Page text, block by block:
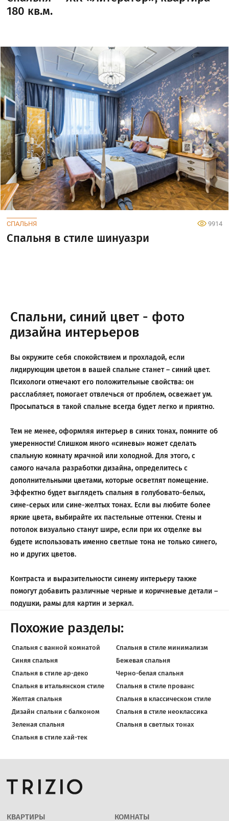
180 кв.м.
СПАЛЬНЯ 9914
Спальня в стиле шинуазри
Спальни, синий цвет - фото
дизайна интерьеров
Вы окружите себя спокойствием и прохладой, если
лидирующим цветом в вашей спальне станет – синий цвет.
Психологи отмечают его положительные свойства: он
расслабляет, помогает отвлечься от проблем, освежает ум.
Просыпаться в такой спальне всегда будет легко и приятно.
Тем не менее, оформляя интерьер в синих тонах, помните об
умеренности! Слишком много «синевы» может сделать
спальную комнату мрачной или холодной. Для этого, с
самого начала разработки дизайна, определитесь с
дополнительными цветами, которые осветлят помещение.
Эффектно будет выглядеть спальня в голубовато-белых,
сине-серых или сине-желтых тонах. Если вы любите более
яркие цвета, выбирайте их пастельные оттенки. Стены и
потолок визуально станут шире, если при их отделке вы
будете использовать именно светлые тона не только синего,
но и других цветов.
Контраста и выразительности синему интерьеру также
помогут добавить различные черные и коричневые детали –
подушки, рамы для картин и зеркал.
Похожие разделы:
Спальня с ванной комнатой
Спальня в стиле минимализм
Синяя спальня
Бежевая спальня
Спальня в стиле ар-деко
Черно-белая спальня
Спальня в итальянском стиле
Спальня в стиле прованс
Желтая спальня
Спальня в классическом стиле
Дизайн спальни с балконом
Спальня в стиле неоклассика
Зеленая спальня
Спальня в светлых тонах
Спальня в стиле хай-тек
КВАРТИРЫ КОМНАТЫ